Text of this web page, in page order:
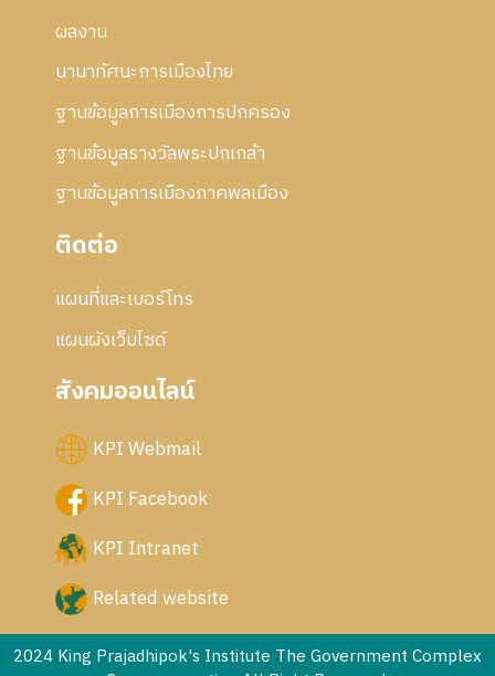
ผลงาน
นานาทัศนะการเมืองไทย
ฐานข้อมูลการเมืองการปกครอง
ฐานข้อมูลรางวัลพระปกเกล้า
ฐานข้อมูลการเมืองภาคพลเมือง
ติดต่อ
แผนที่และเบอร์โทร
แผนผังเว็บไซด์
สังคมออนไลน์
KPI Webmail
KPI Facebook
KPI Intranet
Related website
2024 King Prajadhipok's Institute The Government Complex